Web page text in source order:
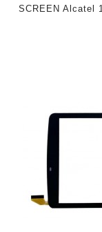
SCREEN